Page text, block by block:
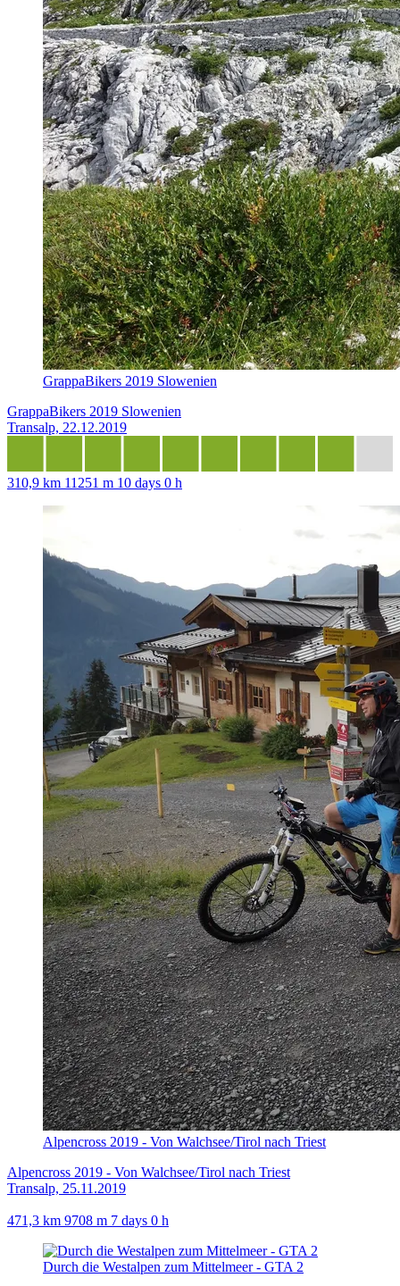
GrappaBikers 2019 Slowenien
GrappaBikers 2019 Slowenien
Transalp, 22.12.2019
310,9 km 11251 m 10 days 0 h
Alpencross 2019 - Von Walchsee/Tirol nach Triest
Alpencross 2019 - Von Walchsee/Tirol nach Triest
Transalp, 25.11.2019
471,3 km 9708 m 7 days 0 h
Durch die Westalpen zum Mittelmeer - GTA 2